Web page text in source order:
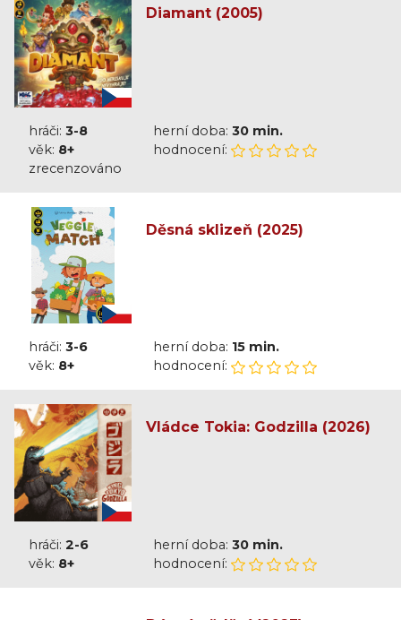
Diamant (2005)
hráči: 3-8 herní doba: 30 min.
věk: 8+
hodnocení:
zrecenzováno
Děsná sklizeň (2025)
hráči: 3-6 herní doba: 15 min.
věk: 8+ hodnocení:
Vládce Tokia: Godzilla (2026)
hráči: 2-6 herní doba: 30 min.
věk: 8+ hodnocení: